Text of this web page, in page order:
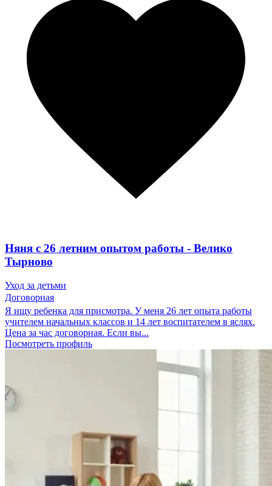
Няня с 26 летним опытом работы - Велико
Тырново
Уход за детьми
Договорная
Я ищу ребенка для присмотра. У меня 26 лет опыта работы
учителем начальных классов и 14 лет воспитателем в яслях.
Цена за час договорная. Если вы...
Посмотреть профиль